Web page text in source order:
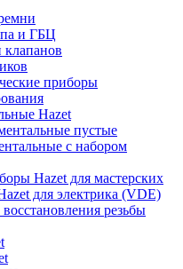
и ГБЦ
клапанов
приборы
Hazet
пустые
с набором
Hazet для мастерских
для электрика (VDE)
резьбы